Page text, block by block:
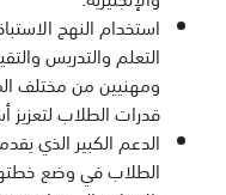
استخدام النهج
التعلم والتدريس
ومهنيين من مختلف
قدرات الطلاب لتعزيز
الدعم الكبير الذي
الطلاب في وضع